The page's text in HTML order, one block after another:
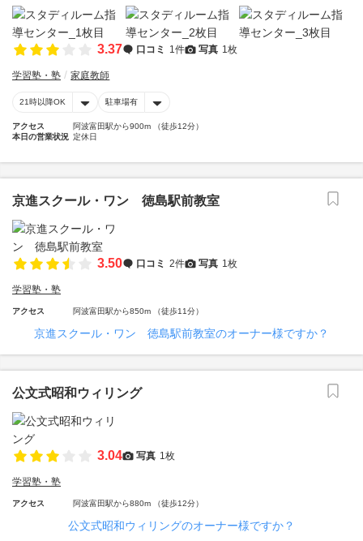
3.37 口コミ 1件 写真 1枚
学習塾・塾 家庭教師
21時以降OK 駐車場有
アクセス
阿波富田駅から900m （徒歩12分）
本日の営業状況 定休日
京進スクール・ワン 徳島駅前教室
3.50 口コミ 2件 写真 1枚
学習塾・塾
アクセス 阿波富田駅から850m （徒歩11分）
京進スクール・ワン 徳島駅前教室のオーナー様ですか？
公文式昭和ウィリング
3.04 写真 1枚
学習塾・塾
アクセス 阿波富田駅から880m （徒歩12分）
公文式昭和ウィリングのオーナー様ですか？